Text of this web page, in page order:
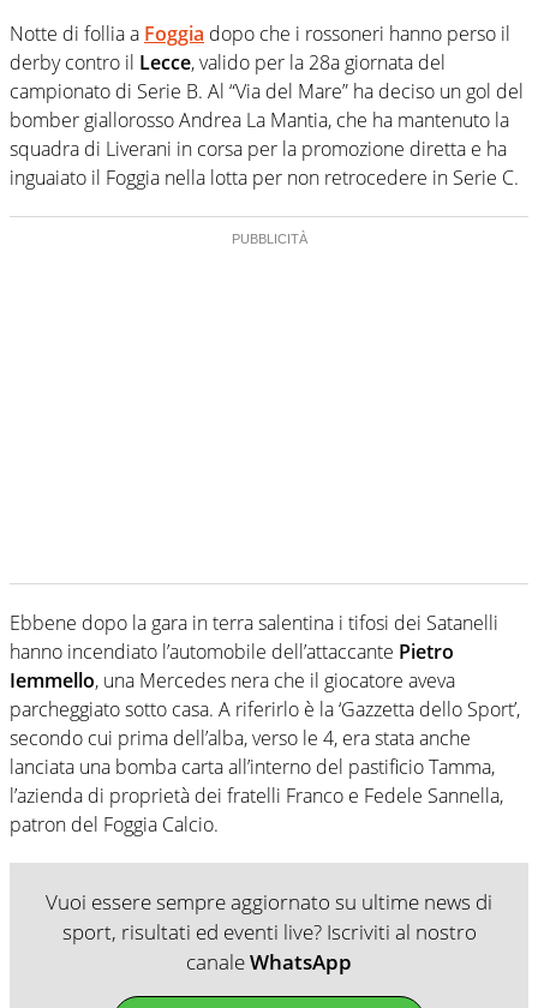
Notte di follia a Foggia dopo che i rossoneri hanno perso il
derby contro il Lecce, valido per la 28a giornata del
campionato di Serie B. Al “Via del Mare” ha deciso un gol del
bomber giallorosso Andrea La Mantia, che ha mantenuto la
squadra di Liverani in corsa per la promozione diretta e ha
inguaiato il Foggia nella lotta per non retrocedere in Serie C.
Ebbene dopo la gara in terra salentina i tifosi dei Satanelli
hanno incendiato l’automobile dell’attaccante Pietro
Iemmello, una Mercedes nera che il giocatore aveva
parcheggiato sotto casa. A riferirlo è la ‘Gazzetta dello Sport’,
secondo cui prima dell’alba, verso le 4, era stata anche
lanciata una bomba carta all’interno del pastificio Tamma,
l’azienda di proprietà dei fratelli Franco e Fedele Sannella,
patron del Foggia Calcio.
Vuoi essere sempre aggiornato su ultime news di
sport, risultati ed eventi live? Iscriviti al nostro
canaleWhatsApp